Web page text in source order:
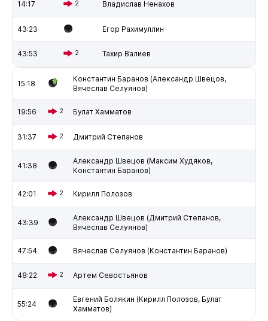
14:17 2 Владислав Ненахов
43:23 Егор Рахимуллин
43:53 2 Тахир Валиев
15:18
Константин Баранов (Александр Швецов,
Вячеслав Селуянов)
19:56 2 Булат Хамматов
31:37 2 Дмитрий Степанов
41:38
Александр Швецов (Максим Худяков,
Константин Баранов)
42:01 2 Кирилл Полозов
43:39
Александр Швецов (Дмитрий Степанов,
Вячеслав Селуянов)
47:54 Вячеслав Селуянов (Константин Баранов)
48:22 2 Артем Севостьянов
55:24
Евгений Болякин (Кирилл Полозов, Булат
Хамматов)